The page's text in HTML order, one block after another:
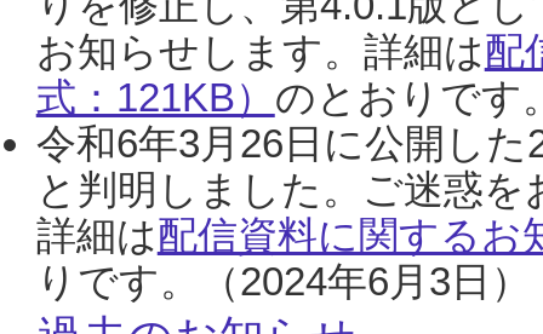
お知らせします。詳細は配
式：121KB） のとおりです
令和6年3月26日に公開し
と判明しました。ご迷惑
詳細は配信資料に関するお
りです。（2024年6月3日）